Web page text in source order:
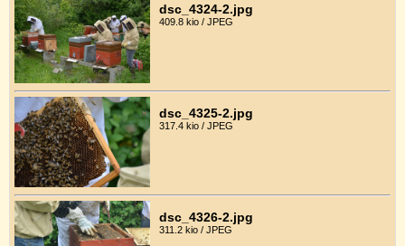
dsc_4324-2.jpg
409.8 kio / JPEG
dsc_4325-2.jpg
317.4 kio / JPEG
dsc_4326-2.jpg
311.2 kio / JPEG